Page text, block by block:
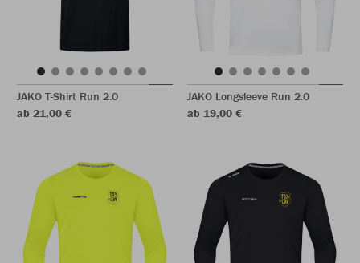
JAKO T-Shirt Run 2.0
ab 21,00 €
JAKO Longsleeve Run 2.0
ab 19,00 €